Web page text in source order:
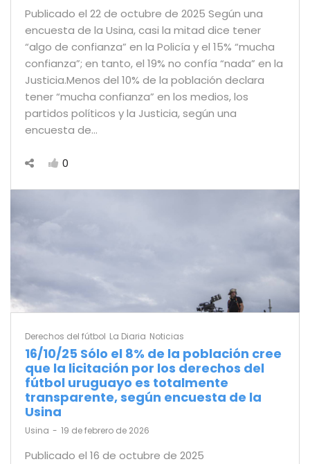
Publicado el 22 de octubre de 2025 Según una
encuesta de la Usina, casi la mitad dice tener
“algo de confianza” en la Policía y el 15% “mucha
confianza”; en tanto, el 19% no confía “nada” en la
Justicia.Menos del 10% de la población declara
tener “mucha confianza” en los medios, los
partidos políticos y la Justicia, según una
encuesta de…
0
Derechos del fútbol La Diaria Noticias
16/10/25 Sólo el 8% de la población cree
que la licitación por los derechos del
fútbol uruguayo es totalmente
transparente, según encuesta de la
Usina
by
Usina 19 de febrero de 2026
Publicado el 16 de octubre de 2025